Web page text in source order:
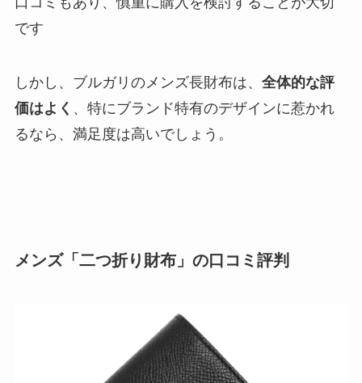
です
しかし、ブルガリのメンズ長財布は、 全体的な評
価はよく 、特にブランド特有のデザインに惹かれ
るなら、満足度は高いでしょう。
メンズ「二つ折り財布」の口コミ評判